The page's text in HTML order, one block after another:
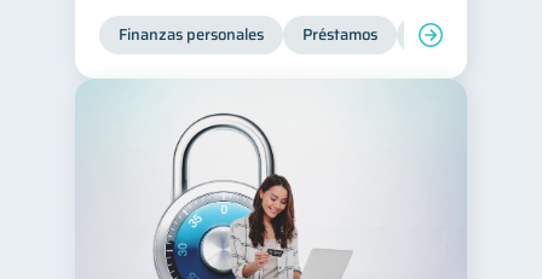
Finanzas personales Préstamos Productos